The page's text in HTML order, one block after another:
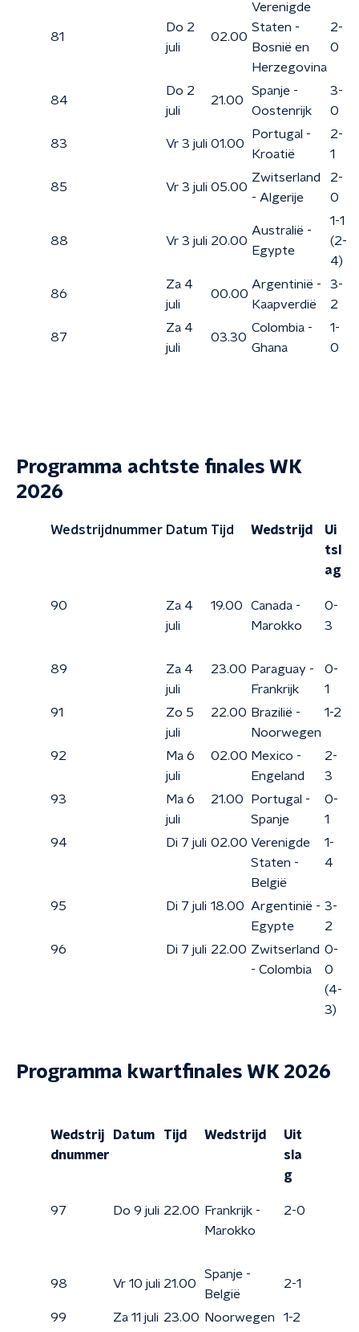
81
Do 2
juli
02.00
Verenigde
Staten -
Bosnië en
Herzegovina
2-
0
84
Do 2
juli
21.00
Spanje -
Oostenrijk
3-
0
83 Vr 3 juli 01.00
Portugal -
Kroatië
2-
1
85 Vr 3 juli 05.00
Zwitserland
- Algerije
2-
0
88 Vr 3 juli 20.00
Australië -
Egypte
1-1
(2-
4)
86
Za 4
juli
00.00
Argentinië -
Kaapverdië
3-
2
87
Za 4
juli
03.30
Colombia -
Ghana
1-
0
Programma achtste finales WK
2026
Wedstrijdnummer Datum Tijd Wedstrijd
Ui
tsl
ag
90
Za 4
juli
19.00
Canada -
Marokko
0-
3
89
Za 4
juli
23.00 Paraguay -
Frankrijk
0-
1
91
Zo 5
juli
22.00 Brazilië -
Noorwegen
1-2
92
Ma 6
juli
02.00 Mexico -
Engeland
2-
3
93
Ma 6
juli
21.00
Portugal -
Spanje
0-
1
94
Di 7 juli 02.00 Verenigde
Staten -
België
1-
4
95 Di 7 juli 18.00
Argentinië -
Egypte
3-
2
96
Di 7 juli 22.00 Zwitserland
- Colombia
0-
0
(4-
3)
Programma kwartfinales WK 2026
Wedstrij
dnummer
Datum Tijd Wedstrijd
Uit
sla
g
97 Do 9 juli 22.00
Frankrijk -
Marokko
2-0
98 Vr 10 juli 21.00
Spanje -
België
2-1
99 Za 11 juli 23.00
Noorwegen
1-2